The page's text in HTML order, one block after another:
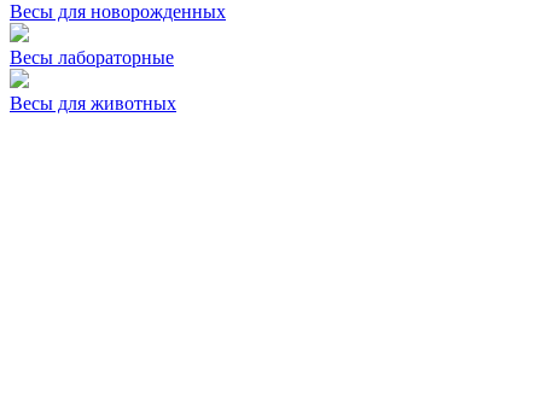
Весы для новорожденных
Весы лабораторные
Весы для животных